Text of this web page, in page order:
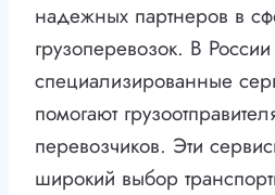
надежных партнеров в
грузоперевозок. В
специализированные
помогают
перевозчиков. Эти
широкий выбор